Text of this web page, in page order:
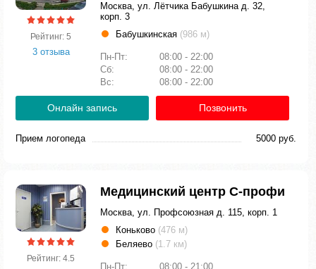
Рейтинг: 5
3 отзыва
Москва, ул. Лётчика Бабушкина д. 32,
корп. 3
Бабушкинская (986 м)
Пн-Пт:
08:00 - 22:00
Сб:
08:00 - 22:00
Вс:
08:00 - 22:00
Онлайн запись Позвонить
Прием логопеда 5000 руб.
Рейтинг: 4.5
Медицинский центр С-профи
Москва, ул. Профсоюзная д. 115, корп. 1
Коньково (476 м)
Беляево (1.7 км)
Пн-Пт:
08:00 - 21:00